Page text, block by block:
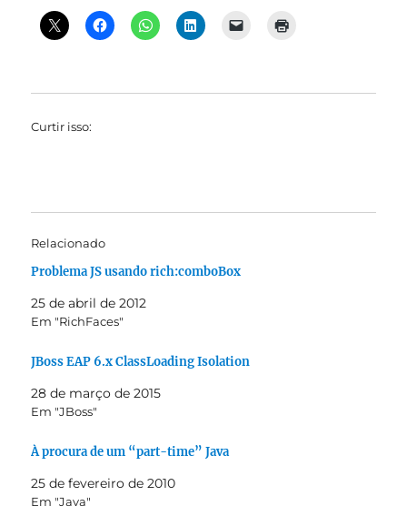
Curtir isso:
Relacionado
Problema JS usando rich:comboBox
25 de abril de 2012
Em "RichFaces"
JBoss EAP 6.x ClassLoading Isolation
28 de março de 2015
Em "JBoss"
À procura de um “part-time” Java
25 de fevereiro de 2010
Em "Java"